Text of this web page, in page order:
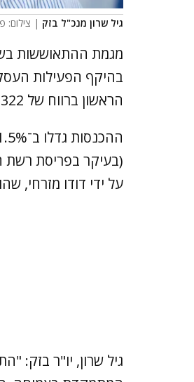
גיל שרון מנכ"ל בזק | צילום:
מגמת ההתאוששות
בהיקף הפעילות
הראשון ברווח של 322 מיליון שקל - עלייה של 7.8% בהשוואה לתקופה המקבילה.
על ידי דודו מזרחי,
גיל שרון, יו"ר בזק: